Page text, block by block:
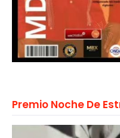
Premio Noche De